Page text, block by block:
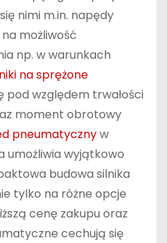
nimi m.in. napędy
możliwość
np. w warunkach
na sprężone
pod względem trwałości
moment obrotowy
pneumatycznyw
umożliwia wyjątkowo
budowa silnika
tylko na różne opcje
cenę zakupu oraz
cechują się